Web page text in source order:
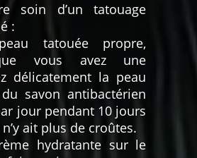
soin d’un tatouage
:
tatouée propre,
vous avez une
délicatement la peau
savon antibactérien
jour pendant 10 jours
n’y ait plus de croûtes.
hydratante sur le